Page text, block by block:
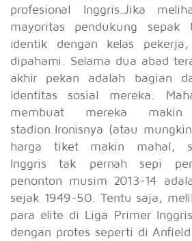
profesional Inggris.Jika
mayoritas pendukung sepak
identik dengan kelas
dipahami. Selama dua abad
akhir pekan adalah bagian
identitas sosial mereka.
membuat mereka
stadion.Ironisnya (atau
harga tiket makin mahal,
Inggris tak pernah sepi
penonton musim 2013-14
sejak 1949-50. Tentu saja,
para elite di Liga Primer
dengan protes seperti di